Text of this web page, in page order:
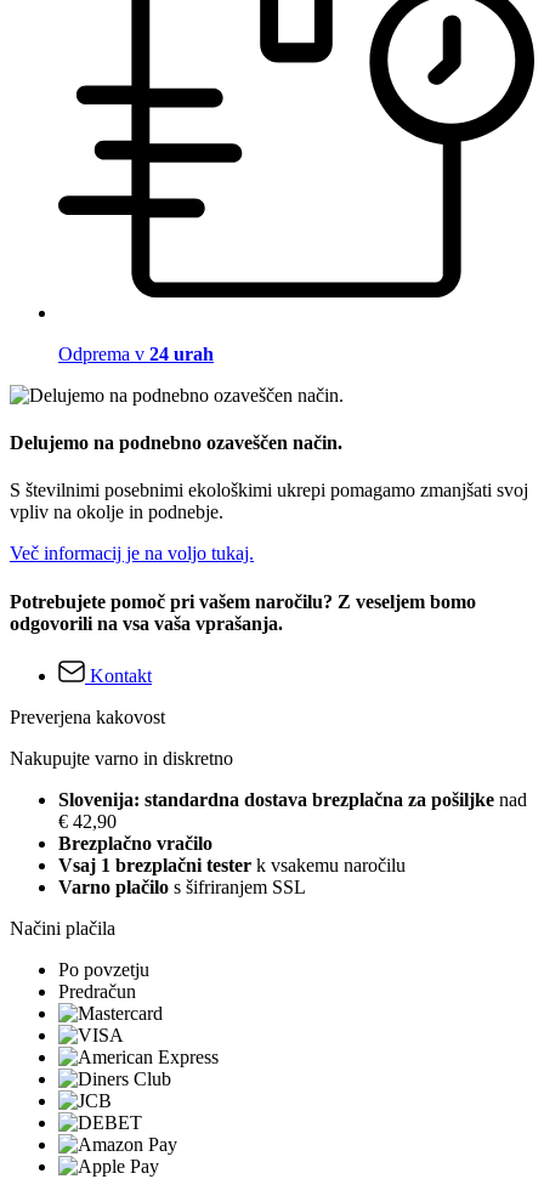
Odprema v 24 urah
Delujemo na podnebno ozaveščen način.
S številnimi posebnimi ekološkimi ukrepi pomagamo zmanjšati svoj
vpliv na okolje in podnebje.
Več informacij je na voljo tukaj.
Potrebujete pomoč pri vašem naročilu? Z veseljem bomo
odgovorili na vsa vaša vprašanja.
Kontakt
Preverjena kakovost
Nakupujte varno in diskretno
Slovenija: standardna dostava brezplačna za pošiljke nad
€ 42,90
Brezplačno vračilo
Vsaj 1 brezplačni tester k vsakemu naročilu
Varno plačilo s šifriranjem SSL
Načini plačila
Po povzetju
Predračun